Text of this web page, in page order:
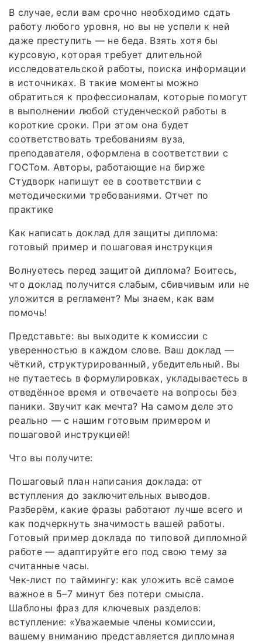
В случае, если вам срочно необходимо сдать
работу любого уровня, но вы не успели к ней
даже преступить — не беда. Взять хотя бы
курсовую, которая требует длительной
исследовательской работы, поиска информации
в источниках. В такие моменты можно
обратиться к профессионалам, которые помогут
в выполнении любой студенческой работы в
короткие сроки. При этом она будет
соответствовать требованиям вуза,
преподавателя, оформлена в соответствии с
ГОСТом. Авторы, работающие на бирже
Студворк напишут ее в соответствии с
методическими требованиями. Отчет по
практике
Как написать доклад для защиты диплома:
готовый пример и пошаговая инструкция
Волнуетесь перед защитой диплома? Боитесь,
что доклад получится слабым, сбивчивым или не
уложится в регламент? Мы знаем, как вам
помочь!
Представьте: вы выходите к комиссии с
уверенностью в каждом слове. Ваш доклад —
чёткий, структурированный, убедительный. Вы
не путаетесь в формулировках, укладываетесь в
отведённое время и отвечаете на вопросы без
паники. Звучит как мечта? На самом деле это
реально — с нашим готовым примером и
пошаговой инструкцией!
Что вы получите:
Пошаговый план написания доклада: от
вступления до заключительных выводов.
Разберём, какие фразы работают лучше всего и
как подчеркнуть значимость вашей работы.
Готовый пример доклада по типовой дипломной
работе — адаптируйте его под свою тему за
считанные часы.
Чек‑лист по таймингу: как уложить всё самое
важное в 5–7 минут без потери смысла.
Шаблоны фраз для ключевых разделов:
вступление: «Уважаемые члены комиссии,
вашему вниманию представляется дипломная